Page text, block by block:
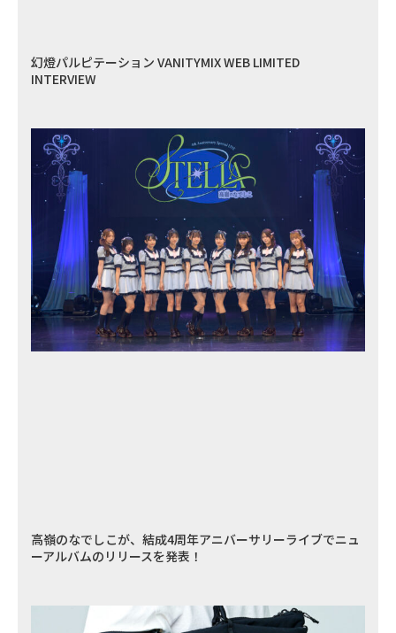
幻燈パルピテーション VANITYMIX WEB LIMITED
INTERVIEW
高嶺のなでしこが、結成4周年アニバーサリーライブでニュ
ーアルバムのリリースを発表！